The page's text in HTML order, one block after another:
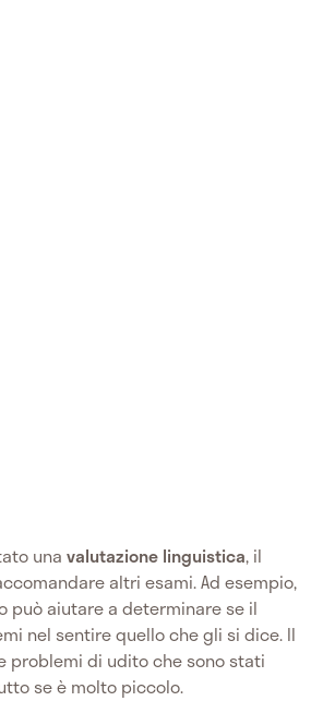
una valutazione linguistica, il
altri esami. Ad esempio,
può aiutare a determinare se il
nel sentire quello che gli si dice. Il
problemi di udito che sono stati
se è molto piccolo.